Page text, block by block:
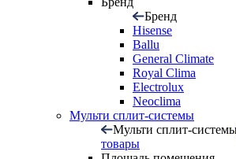
Бренд
Hisense
Ballu
General Climate
Royal Clima
Electrolux
Neoclima
Мульти сплит-системы
Мульти сплит-
товары